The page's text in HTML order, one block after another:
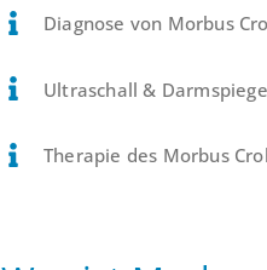
Diagnose von Morbus
Ultraschall &
Therapie des Morbus